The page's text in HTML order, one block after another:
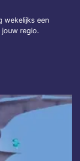
wekelijks een
jouw regio.